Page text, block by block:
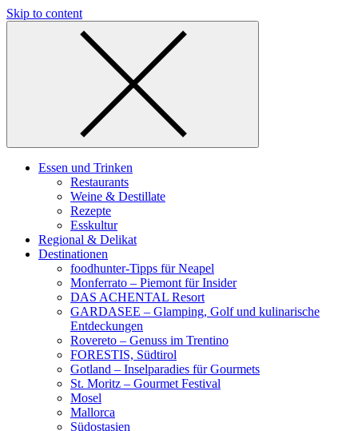
Skip to content
Essen und Trinken
Restaurants
Weine & Destillate
Rezepte
Esskultur
Regional & Delikat
Destinationen
foodhunter-Tipps für Neapel
Monferrato – Piemont für Insider
DAS ACHENTAL Resort
GARDASEE – Glamping, Golf und kulinarische
Entdeckungen
Rovereto – Genuss im Trentino
FORESTIS, Südtirol
Gotland – Inselparadies für Gourmets
St. Moritz – Gourmet Festival
Mosel
Mallorca
Südostasien